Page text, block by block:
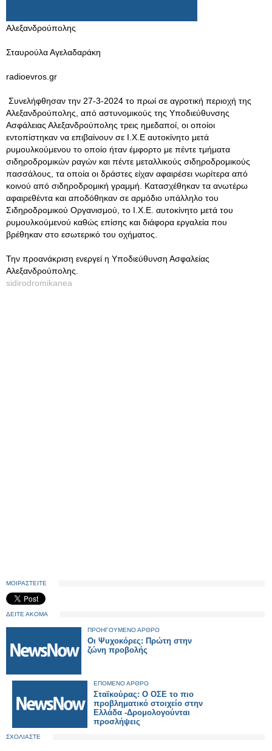
Αλεξανδρούπολης
Σταυρούλα Αγελαδαράκη
radioevros.gr
Συνελήφθησαν την 27-3-2024 το πρωί σε αγροτική περιοχή της
Αλεξανδρούπολης, από αστυνομικούς της Υποδιεύθυνσης
Ασφάλειας Αλεξανδρούπολης τρεις ημεδαποί, οι οποίοι
εντοπίστηκαν να επιβαίνουν σε Ι.Χ.Ε αυτοκίνητο μετά
ρυμουλκούμενου το οποίο ήταν έμφορτο με πέντε τμήματα
σιδηροδρομικών ραγών και πέντε μεταλλικούς σιδηροδρομικούς
πασσάλους, τα οποία οι δράστες είχαν αφαιρέσει νωρίτερα από
κοινού από σιδηροδρομική γραμμή. Κατασχέθηκαν τα ανωτέρω
αφαιρεθέντα και αποδόθηκαν σε αρμόδιο υπάλληλο του
Σιδηροδρομικού Οργανισμού, το Ι.Χ.Ε. αυτοκίνητο μετά του
ρυμουλκούμενού καθώς επίσης και διάφορα εργαλεία που
βρέθηκαν στο εσωτερικό του οχήματος.
Την προανάκριση ενεργεί η Υποδιεύθυνση Ασφαλείας
Αλεξανδρούπολης.
sidirodromikanea
ΜΟΙΡΑΣΤΕΙΤΕ
ΔΕΙΤΕ ΑΚΟΜΑ
ΠΡΟΗΓΟΥΜΕΝΟ ΑΡΘΡΟ
Οι Ψυχοκόρες: Πρώτη στην
ζώνη προβολής
ΕΠΟΜΕΝΟ ΑΡΘΡΟ
Σταϊκούρας: Ο ΟΣΕ το πιο
προβληματικό στοιχείο στην
Ελλάδα -Δρομολογούνται
προσλήψεις
ΣΧΟΛΙΑΣΤΕ